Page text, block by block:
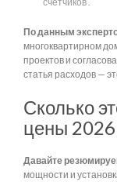
По данным
многоквартирном
проектов и
статья расходов —
Сколько
цены 2026
Давайте
мощности и